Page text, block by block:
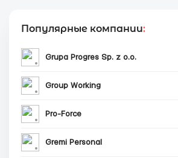
Популярные компании:
Grupa Progres Sp. z o.o.
Group Working
Pro-Force
Gremi Personal